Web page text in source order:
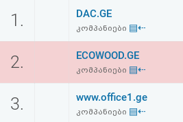
ავტორიზაცია
1. DAC.GE
კომპანიები ▤⇠
2. ECOWOOD.GE
კომპანიები ▤⇠
3. www.office1.ge
კომპანიები ▤⇠